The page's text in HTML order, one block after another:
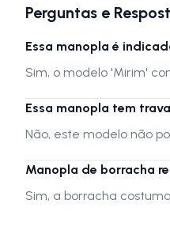
Perguntas e
Essa manopla é
Sim, o modelo 'Mirim'
Essa manopla tem
Não, este modelo não
Manopla de borracha
Sim, a borracha